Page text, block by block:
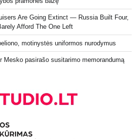
Are Going Extinct — Russia Built Four,
Afford The One Left
motinystės uniformos nurodymus
Mesko pasirašo susitarimo memorandumą